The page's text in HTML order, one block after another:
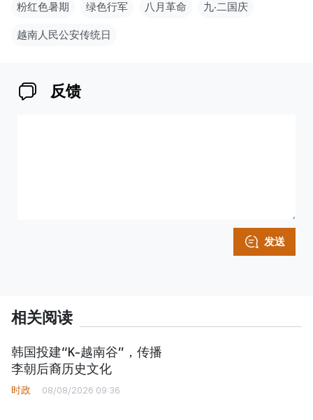
粉红色暑期 绿色行军 八月革命 九‧二国庆
越南人民公安传统日
反馈
发送
相关阅读
韩国投建“K-越南谷”，传播
李朝后裔历史文化
时政 08/08/2026 09:36